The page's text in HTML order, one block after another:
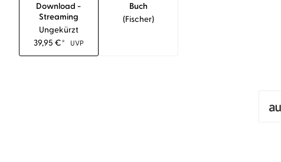
Download -
Streaming
Ungekürzt
39,95 €* UVP
Buch
(fischer)